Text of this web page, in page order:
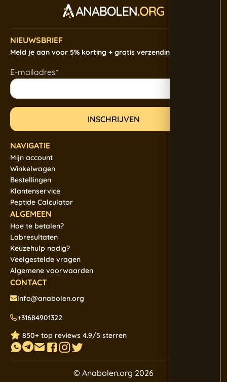
NIEUWSBRIEF
Meld je aan voor 5% korting + gratis verzending
E-mailadres*
NAVIGATIE
Mijn account
Winkelwagen
Bestellingen
Klantenservice
Peptide Calculator
ALGEMEEN
Hoe te betalen?
Labresultaten
Keuzehulp nodig?
Veelgestelde vragen
Algemene voorwaarden
CONTACT
Info@anabolen.org
+31684901322
850+ top reviews 4.9/5 sterren
© Anabolen.org 2026